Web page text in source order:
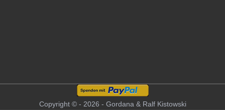
Copyright © - 2026 - Gordana & Ralf Kistowski